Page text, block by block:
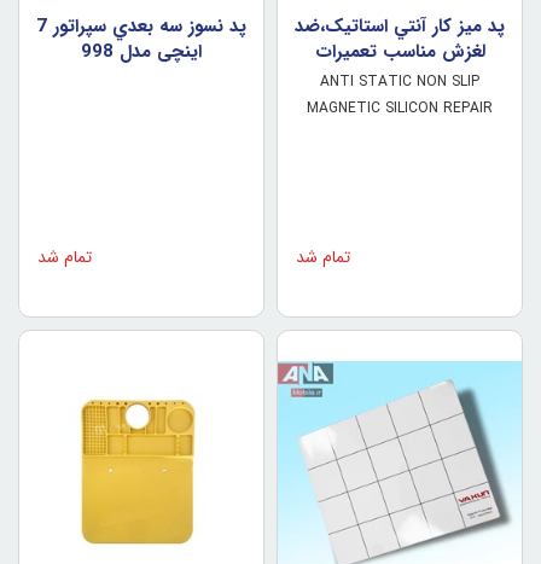
پد ميز کار آنتي استاتيک،ضد
لغزش مناسب تعميرات
الکترونيک مدل S-140
ANTI STATIC NON SLIP
MAGNETIC SILICON REPAIR
تمام شد
پد نسوز سه بعدي سپراتور 7
اينچي مدل 998
تمام شد